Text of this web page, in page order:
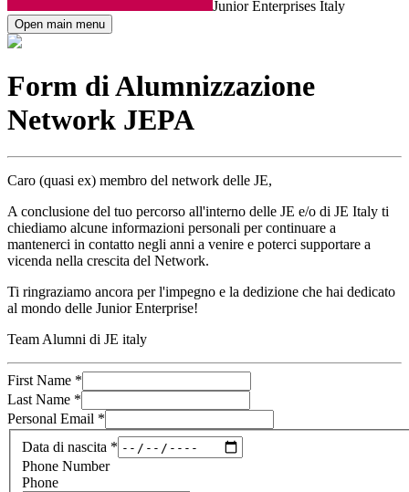
Junior Enterprises Italy
Open main menu
Form di Alumnizzazione
Network JEPA
Caro (quasi ex) membro del network delle JE,
A conclusione del tuo percorso all'interno delle JE e/o di JE Italy ti
chiediamo alcune informazioni personali per continuare a
mantenerci in contatto negli anni a venire e poterci supportare a
vicenda nella crescita del Network.
Ti ringraziamo ancora per l'impegno e la dedizione che hai dedicato
al mondo delle Junior Enterprise!
Team Alumni di JE italy
First Name *
Last Name *
Personal Email *
Data di nascita *
Phone Number
Phone